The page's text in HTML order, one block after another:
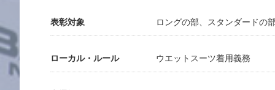
表彰対象 ロングの部、スタンダードの
ローカル・ルール ウエットスーツ着用義務